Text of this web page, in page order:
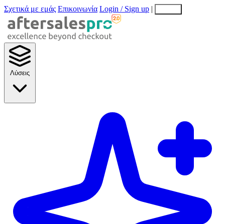
Σχετικά με εμάς Επικοινωνία Login / Sign up |
Λύσεις